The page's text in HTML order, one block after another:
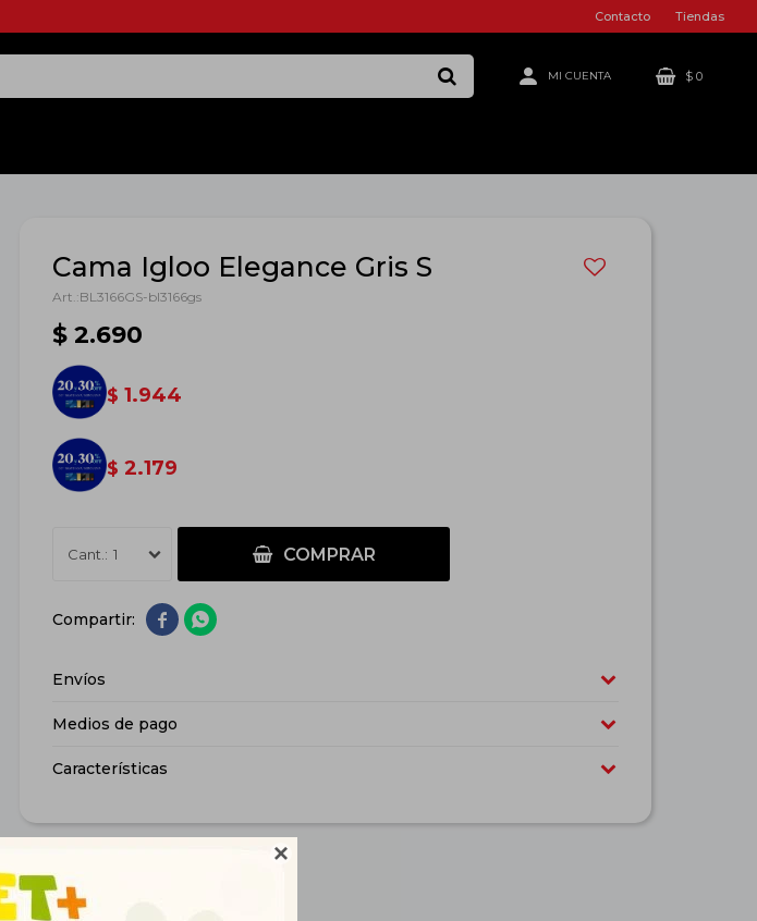

$ 0
Contacto Tiendas
Cama Igloo Elegance Gris S
BL3166GS-bl3166gs
$ 2.690
$ 1.944
$ 2.179
1 COMPRAR
 
Envíos
Medios de pago
Características